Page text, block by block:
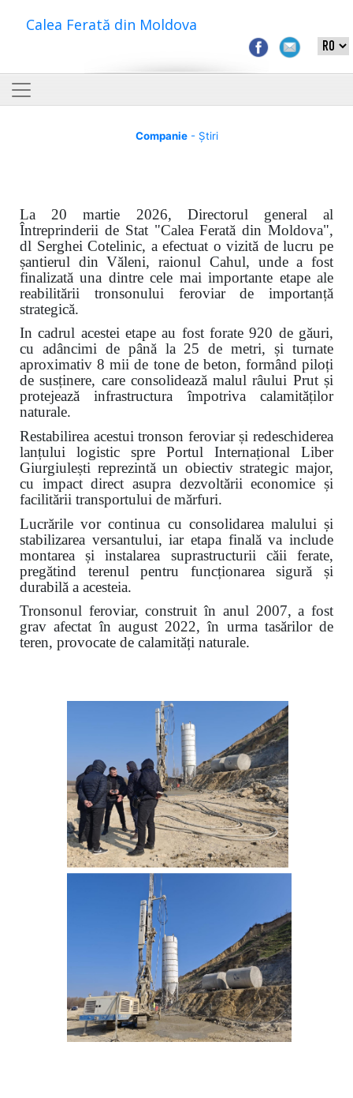
Calea Ferată din Moldova
Companie- Știri
La 20 martie 2026, Directorul general al
Întreprinderii de Stat "Calea Ferată din Moldova",
dl Serghei Cotelinic, a efectuat o vizită de lucru pe
șantierul din Văleni, raionul Cahul, unde a fost
finalizată una dintre cele mai importante etape ale
reabilitării tronsonului feroviar de importanță
strategică.
In cadrul acestei etape au fost forate 920 de găuri,
cu adâncimi de până la 25 de metri, și turnate
aproximativ 8 mii de tone de beton, formând piloți
de susținere, care consolidează malul râului Prut și
protejează infrastructura împotriva calamităților
naturale.
Restabilirea acestui tronson feroviar și redeschiderea
lanțului logistic spre Portul Internațional Liber
Giurgiulești reprezintă un obiectiv strategic major,
cu impact direct asupra dezvoltării economice și
facilitării transportului de mărfuri.
Lucrările vor continua cu consolidarea malului și
stabilizarea versantului, iar etapa finală va include
montarea și instalarea suprastructurii căii ferate,
pregătind terenul pentru funcționarea sigură și
durabilă a acesteia.
Tronsonul feroviar, construit în anul 2007, a fost
grav afectat în august 2022, în urma tasărilor de
teren, provocate de calamități naturale.